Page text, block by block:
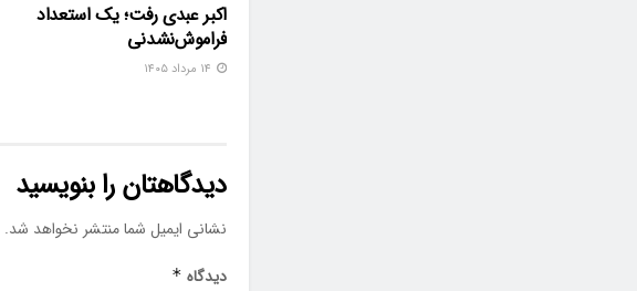
اکبر عبدی رفت؛ یک استعداد
فراموش‌نشدنی
دیدگاهتان را بنویسید
نشانی ایمیل شما منتشر نخواهد شد.
دیدگاه *